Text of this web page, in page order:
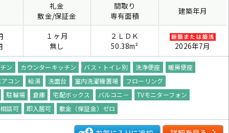
礼金
敷金/保証金
間取り
専有面積
建築年月
１ヶ月
無し
２ＬＤＫ
50.38m²
2026年7月
ン カウンターキッチン バス・トイレ別 洗浄便座
暖房便座
コン
給湯 洗面台 室内洗濯機置場
フローリング
駐輪場
倉庫 宅配ボックス バルコニ－
TVモニターフォン
談可
即入居可 敷金（保証金）ゼロ